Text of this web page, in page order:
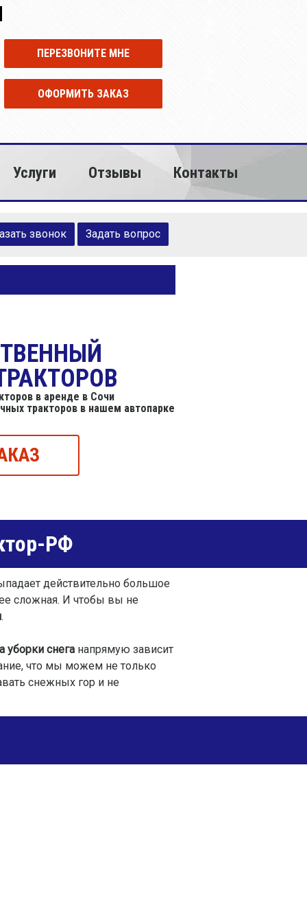
ПЕРЕЗВОНИТЕ МНЕ
ОФОРМИТЬ ЗАКАЗ
Услуги Отзывы Контакты
звонок Задать вопрос
в аренде в Сочи
тракторов в нашем автопарке
РФ
действительно большое
сложная. И чтобы вы не
.
уборки снега напрямую зависит
что мы можем не только
снежных гор и не